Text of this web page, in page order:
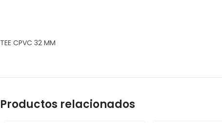
TEE CPVC 32 MM
Productos relacionados